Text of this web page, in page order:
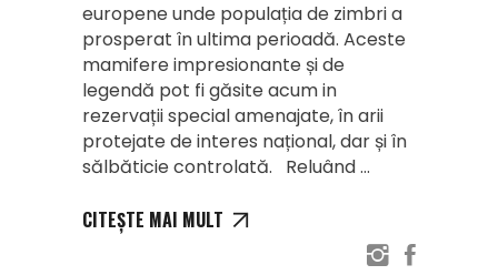
europene unde populația de zimbri a
prosperat în ultima perioadă. Aceste
mamifere impresionante și de
legendă pot fi găsite acum in
rezervații special amenajate, în arii
protejate de interes național, dar și în
sălbăticie controlată. Reluând
CITEȘTE MAI MULT